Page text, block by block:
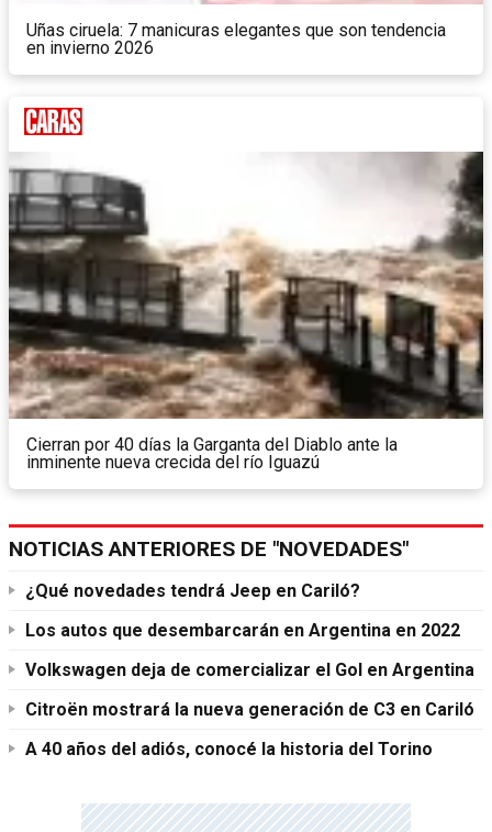
Uñas ciruela: 7 manicuras elegantes que son tendencia
en invierno 2026
Cierran por 40 días la Garganta del Diablo ante la
inminente nueva crecida del río Iguazú
NOTICIAS ANTERIORES DE "NOVEDADES"
¿Qué novedades tendrá Jeep en Cariló?
Los autos que desembarcarán en Argentina en 2022
Volkswagen deja de comercializar el Gol en Argentina
Citroën mostrará la nueva generación de C3 en Cariló
A 40 años del adiós, conocé la historia del Torino